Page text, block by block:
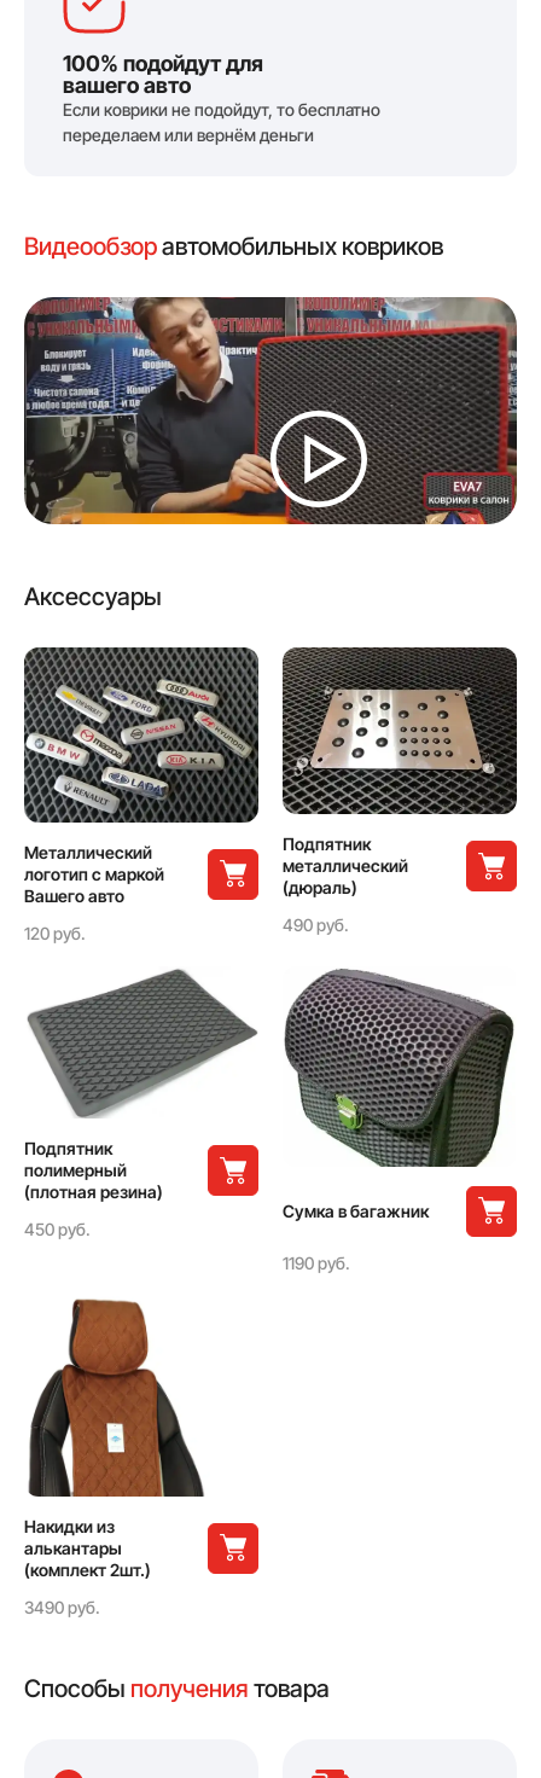
Видеообзоравтомобильных ковриков
100% подойдут для
вашего авто
Если коврики не подойдут, то бесплатно
переделаем или вернём деньги
Аксессуары
Металлический
логотип с маркой
Вашего авто
120 руб.
Подпятник
металлический
(дюраль)
490 руб.
Подпятник
полимерный
(плотная резина)
450 руб.
Сумка в багажник
1190 руб.
Накидки из
алькантары
(комплект 2шт.)
3490 руб.
Способы получения товара